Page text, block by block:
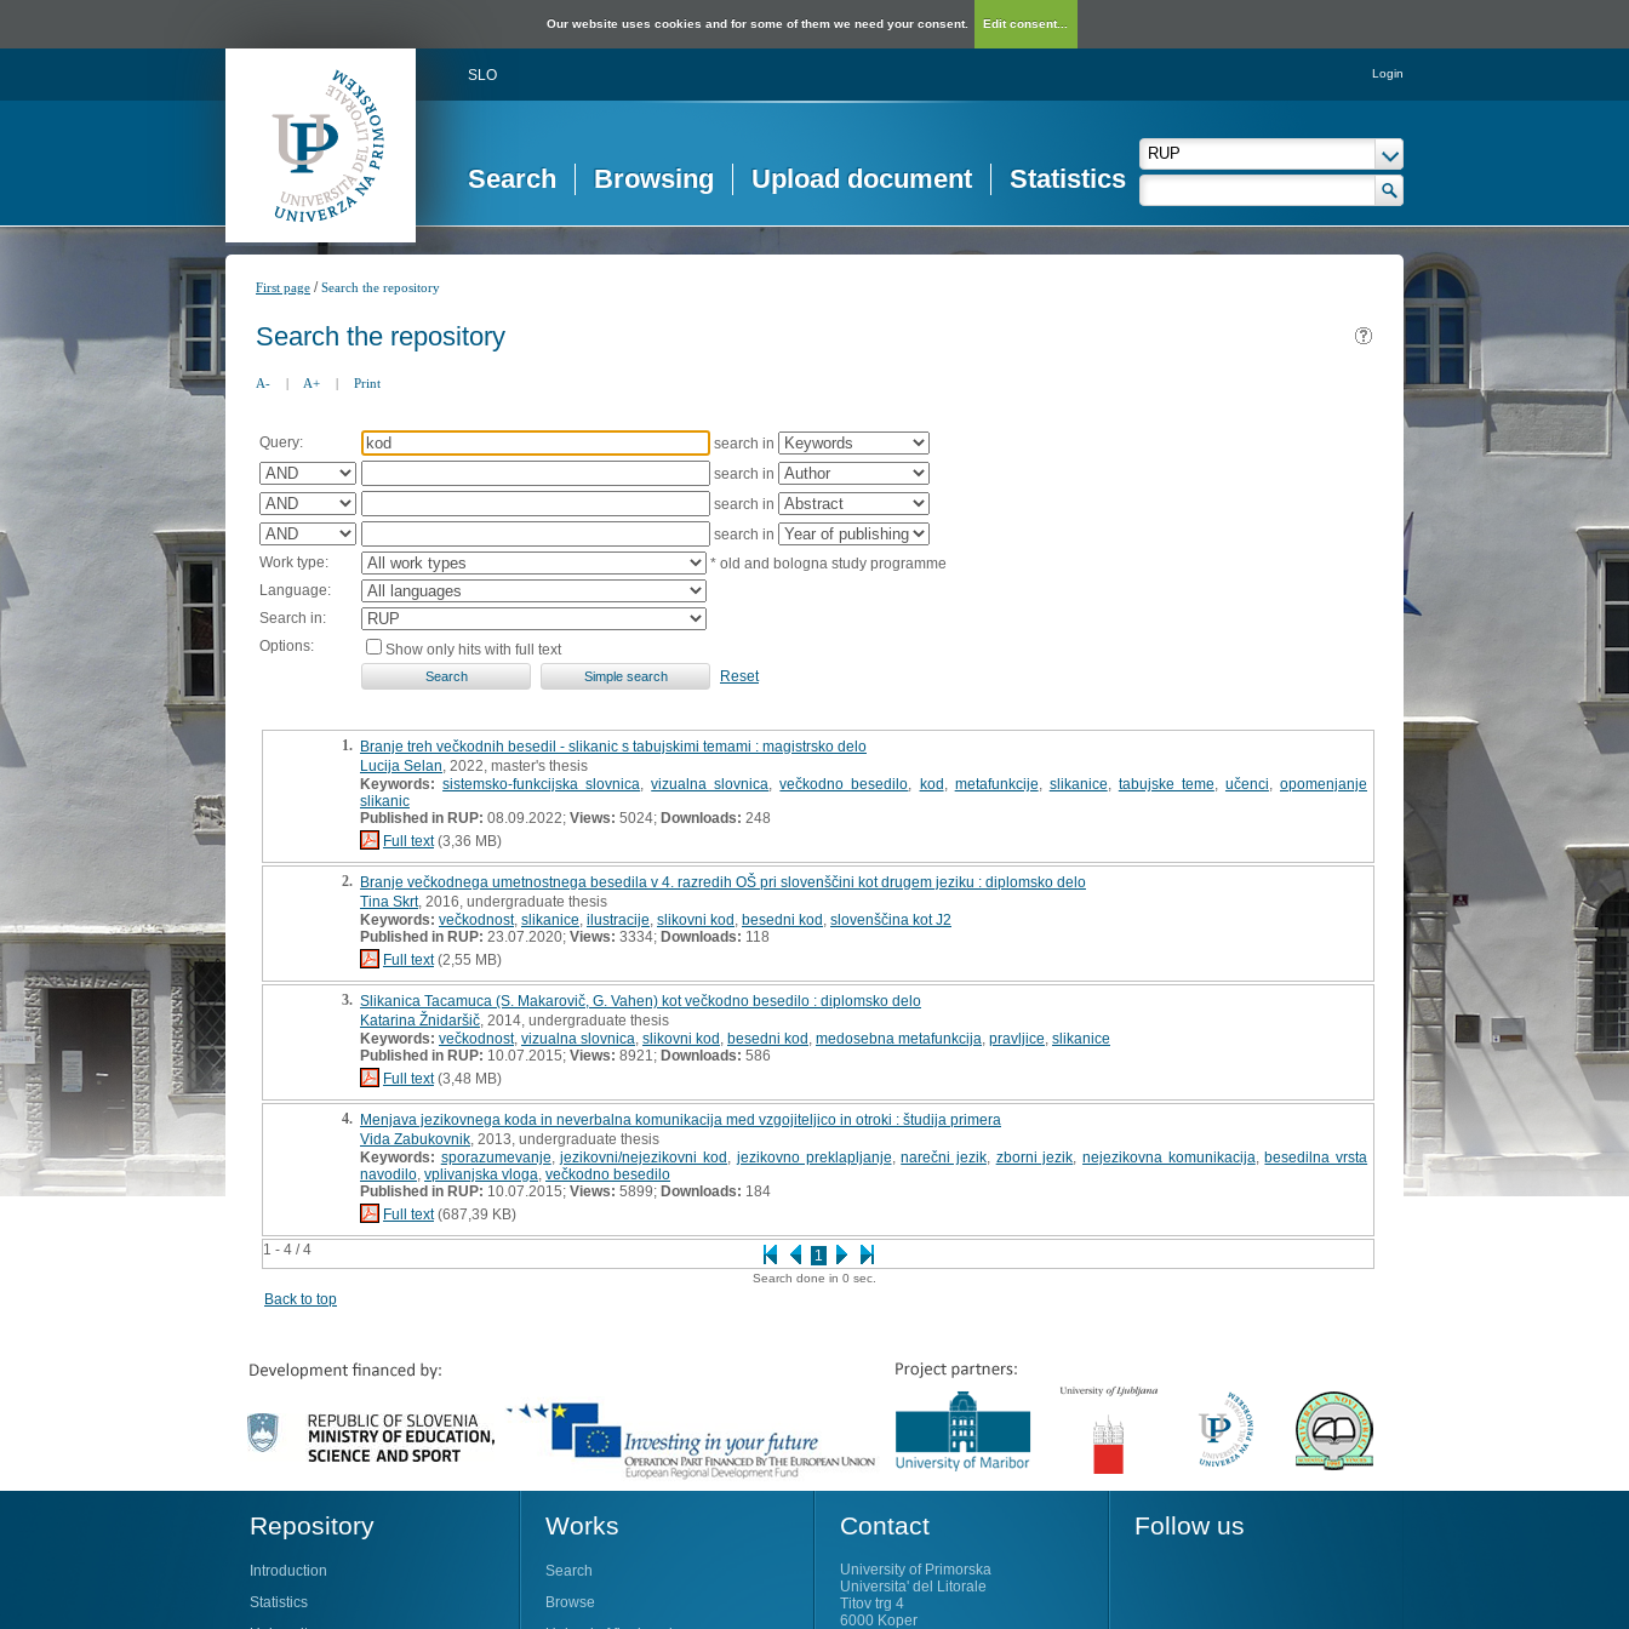
Our website uses cookies and for some of them we need your consent. Edit consent...
SLO Login
Search Browsing Upload document Statistics
First page /Search the repository
Search the repository
A- | A+ | Print
Query:
search in
search in
search in
search in
Work type:
* old and bologna study programme
Language:
Search in:
Options:
Show only hits with full text
Reset
1 - 4 / 4 1
1. Branje treh večkodnih besedil - slikanic s tabujskimi temami : magistrsko delo
Lucija Selan , 2022, master's thesis
Keywords: sistemsko-funkcijska slovnica ,vizualna slovnica ,večkodno besedilo kod metafunkcije slikanice tabujske teme učenci ,opomenjanje
slikanic
Published in RUP: 08.09.2022; Views: 5024; Downloads: 248
Full text(3,36 MB)
2. Branje večkodnega umetnostnega besedila v 4. razredih OŠ pri slovenščini kot drugem jeziku : diplomsko delo
Tina Skrt, 2016, undergraduate thesis
Keywords: večkodnost, slikanice ilustracije slikovni kod besedni kod slovenščina kot J2
Published in RUP: 23.07.2020; Views: 3334; Downloads: 118
Full text(2,55 MB)
3. Slikanica Tacamuca (S. Makarovič, G. Vahen) kot večkodno besedilo : diplomsko delo
Katarina Žnidaršič , 2014, undergraduate thesis
Keywords: večkodnost, vizualna slovnica slikovni kod besedni kod medosebna metafunkcija pravljice slikanice
Published in RUP: 10.07.2015; Views: 8921; Downloads: 586
Full text(3,48 MB)
4. Menjava jezikovnega koda in neverbalna komunikacija med vzgojiteljico in otroki : študija primera
Vida Zabukovnik , 2013, undergraduate thesis
Keywords: sporazumevanje ,jezikovni/nejezikovni kod jezikovno preklapljanje ,narečni jezik, zborni jezik ,nejezikovna komunikacija ,besedilna vrsta
navodilo vplivanjska vloga večkodno besedilo
Published in RUP: 10.07.2015; Views: 5899; Downloads: 184
Full text(687,39 KB)
Search done in 0 sec.
Back to top
Repository
Introduction
Statistics
Works
Search
Browse
Contact
University of Primorska
Universita' del Litorale
Titov trg 4
6000 Koper
Follow us